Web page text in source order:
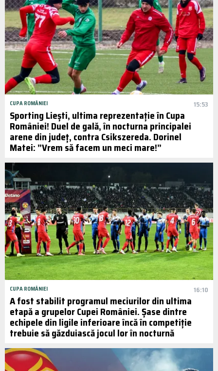
CUPA ROMÂNIEI 15:53
Sporting Liești, ultima reprezentație în Cupa
României! Duel de gală, în nocturna principalei
arene din județ, contra Csikszereda. Dorinel
Matei: ”Vrem să facem un meci mare!”
CUPA ROMÂNIEI 16:10
A fost stabilit programul meciurilor din ultima
etapă a grupelor Cupei României. Șase dintre
echipele din ligile inferioare încă în competiție
trebuie să găzduiască jocul lor în nocturnă